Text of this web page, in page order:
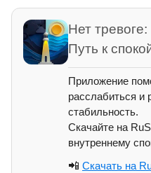
Нет тревоге:
Путь к
Приложение
расслабиться и
стабильность.
Скачайте на
внутреннему
📲 Скачать на